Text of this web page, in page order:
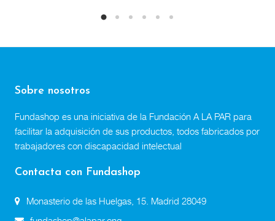
Sobre nosotros
Fundashop es una iniciativa de la Fundación A LA PAR para
facilitar la adquisición de sus productos, todos fabricados por
trabajadores con discapacidad intelectual
Contacta con Fundashop
Monasterio de las Huelgas, 15. Madrid 28049